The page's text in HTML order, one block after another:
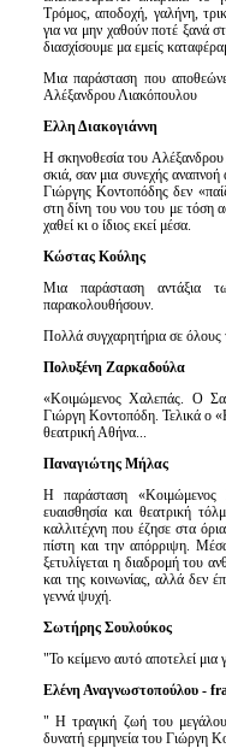
Τρόμος, αποδοχή, γαλήνη,
για να μην χαθούν ποτέ ξανά
διασχίσουμε μα εμείς
Μια παράσταση που
Αλέξανδρου Λιακόπουλου
Ελλη Διακογιάννη
Η σκηνοθεσία του Αλέξανδρου
σκιά, σαν μια συνεχής
Γιώργης Κοντοπόδης δεν
στη δίνη του νου του με τόση
χαθεί κι ο ίδιος εκεί μέσα.
Κώστας Κούλης
Μια παράσταση αντάξια
παρακολουθήσουν.
Πολλά συγχαρητήρια σε όλους
Πολυξένη Ζαρκαδούλα
«Κοιμώμενος Χαλεπάς. Ο
Γιώργη Κοντοπόδη. Τελικά ο
θεατρική Αθήνα...
Παναγιώτης Μήλας
Η παράσταση «Κοιμώμενος
ευαισθησία και θεατρική
καλλιτέχνη που έζησε στα
πίστη και την απόρριψη.
ξετυλίγεται η διαδρομή του
και της κοινωνίας, αλλά δεν
γεννά ψυχή.
Σωτήρης Σουλούκος
"Το κείμενο αυτό αποτελεί μια
Ελένη Αναγνωστοπούλου -
" Η τραγική ζωή του
δυνατή ερμηνεία του Γιώργη